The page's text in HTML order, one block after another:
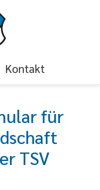
Kontakt
für
TSV